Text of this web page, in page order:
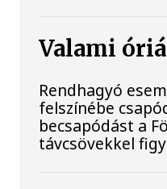
Valami
Rendhagyó
felszínébe
becsapódást a
távcsövekkel